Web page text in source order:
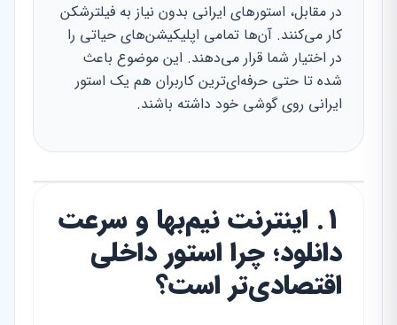
در مقابل، استورهای ایرانی بدون نیاز به فیلترشکن
کار می‌کنند. آن‌ها تمامی اپلیکیشن‌های حیاتی را
در اختیار شما قرار می‌دهند. این موضوع باعث
شده تا حتی حرفه‌ای‌ترین کاربران هم یک استور
ایرانی روی گوشی خود داشته باشند.
۱. اینترنت نیم‌بها و سرعت
دانلود؛ چرا استور داخلی
اقتصادی‌تر است؟